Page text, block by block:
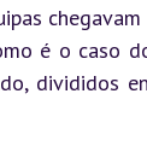
é o caso
divididos